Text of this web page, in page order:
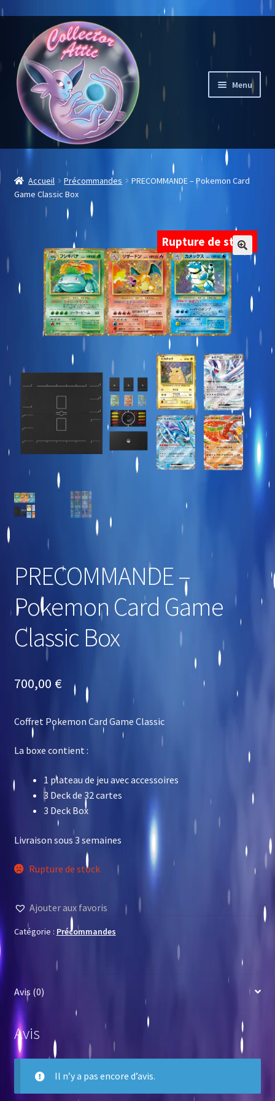
navigation
contenu
Menu
Mon compte
Liste des souhaits
Notre sélection
Carte à l’unité
Carte commune
Display et produits scellés
Goodies et autres
Précommandes
Enchères
Accueil Précommandes
PRECOMMANDE – Pokemon Card
Game Classic Box
PRECOMMANDE –
Pokemon Card Game
Classic Box
700,00 €
Rupture de stock
Coffret Pokemon Card Game Classic
La boxe contient :
1 plateau de jeu avec accessoires
3 Deck de 32 cartes
3 Deck Box
Livraison sous 3 semaines
Rupture de stock
Ajouter aux favoris
Catégorie : Précommandes
Avis (0)
Avis
Il n’y a pas encore d’avis.